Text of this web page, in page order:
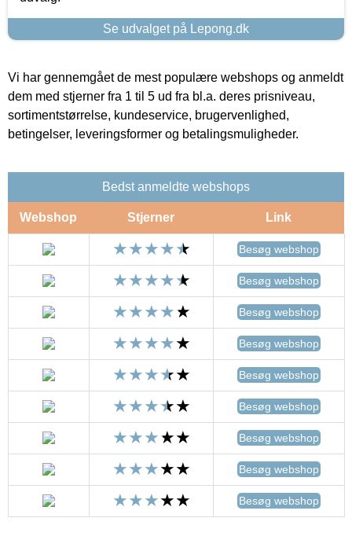
Se udvalget på Lepong.dk
Vi har gennemgået de mest populære webshops og anmeldt
dem med stjerner fra 1 til 5 ud fra bl.a. deres prisniveau,
sortimentstørrelse, kundeservice, brugervenlighed,
betingelser, leveringsformer og betalingsmuligheder.
Bedst anmeldte webshops
Webshop Stjerner Link
Besøg webshop
Besøg webshop
Besøg webshop
Besøg webshop
Besøg webshop
Besøg webshop
Besøg webshop
Besøg webshop
Besøg webshop